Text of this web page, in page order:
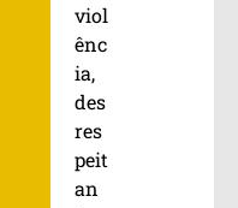
viol
ênc
ia,
des
res
peit
an